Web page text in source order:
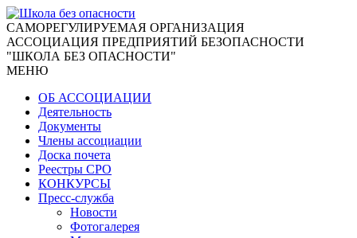
CАМОРЕГУЛИРУЕМАЯ ОРГАНИЗАЦИЯ
АССОЦИАЦИЯ ПРЕДПРИЯТИЙ БЕЗОПАСНОСТИ
"ШКОЛА БЕЗ ОПАСНОСТИ"
МЕНЮ
ОБ АССОЦИАЦИИ
Деятельность
Документы
Члены ассоциации
Доска почета
Реестры СРО
КОНКУРСЫ
Пресс-служба
Новости
Фотогалерея